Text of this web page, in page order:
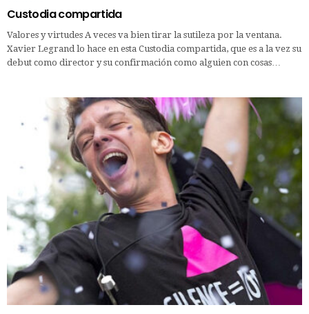
Custodia compartida
Valores y virtudes A veces va bien tirar la sutileza por la ventana.
Xavier Legrand lo hace en esta Custodia compartida, que es a la vez su
debut como director y su confirmación como alguien con cosas…